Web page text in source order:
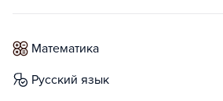
математика
русский язык